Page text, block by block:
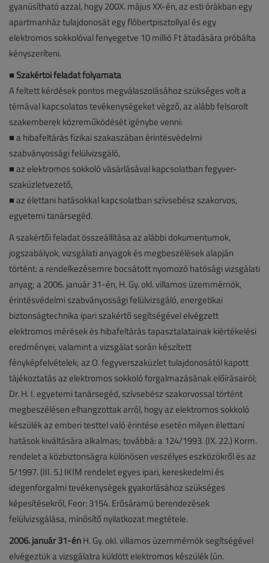
gyanúsítható azzal, hogy 200X. május XX-én, az esti órákban egy
apartmanház tulajdonosát egy flóbertpisztollyal és egy
elektromos sokkolóval fenyegetve 10 millió Ft átadására próbálta
kényszeríteni.
■ Szakértői feladat folyamata
A feltett kérdések pontos megválaszolásához szükséges volt a
témával kapcsolatos tevékenységeket végző, az alább felsorolt
szakemberek közreműködését igénybe venni:
■ a hibafeltárás fizikai szakaszában érintésvédelmi
szabványossági felülvizsgáló,
■ az elektromos sokkoló vásárlásával kapcsolatban fegyver-
szaküzletvezető,
■ az élettani hatásokkal kapcsolatban szívsebész szakorvos,
egyetemi tanársegéd.
A szakértői feladat összeállítása az alábbi dokumentumok,
jogszabályok, vizsgálati anyagok és megbeszélések alapján
történt: a rendelkezésemre bocsátott nyomozó hatósági vizsgálati
anyag; a 2006. január 31-én, H. Gy. okl. villamos üzemmérnök,
érintésvédelmi szabványossági felülvizsgáló, energetikai
biztonságtechnika ipari szakértő segítségével elvégzett
elektromos mérések és hibafeltárás tapasztalatainak kiértékelési
eredményei, valamint a vizsgálat során készített
fényképfelvételek; az O. fegyverszaküzlet tulajdonosától kapott
tájékoztatás az elektromos sokkoló forgalmazásának előírásairól;
Dr. H. I. egyetemi tanársegéd, szívsebész szakorvossal történt
megbeszélésen elhangzottak arról, hogy az elektromos sokkoló
készülék az emberi testtel való érintése esetén milyen élettani
hatások kiváltására alkalmas; továbbá: a 124/1993. (IX. 22.) Korm.
rendelet a közbiztonságra különösen veszélyes eszközökről és az
5/1997. (III. 5.) IKIM rendelet egyes ipari, kereskedelmi és
idegenforgalmi tevékenységek gyakorlásához szükséges
képesítésekről, Feor: 3154. Erősáramú berendezések
felülvizsgálása, minősítő nyilatkozat megtétele.
2006. január 31-énH. Gy. okl. villamos üzemmérnök segítségével
elvégeztük a vizsgálatra küldött elektromos készülék (ún.